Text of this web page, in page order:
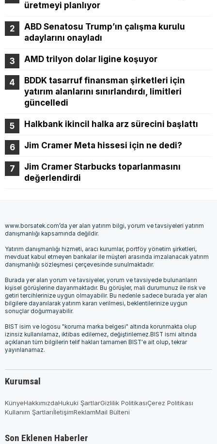
üretmeyi planlıyor
ABD Senatosu Trump’ın çalışma kurulu
adaylarını onayladı
AMD trilyon dolar ligine koşuyor
BDDK tasarruf finansman şirketleri için
yatırım alanlarını sınırlandırdı, limitleri
güncelledi
Halkbank ikincil halka arz sürecini başlattı
Jim Cramer Meta hissesi için ne dedi?
Jim Cramer Starbucks toparlanmasını
değerlendirdi
www.borsatek.com’da yer alan yatırım bilgi, yorum ve tavsiyeleri yatırım
danışmanlığı kapsamında değildir.
Yatırım danışmanlığı hizmeti, aracı kurumlar, portföy yönetim şirketleri,
mevduat kabul etmeyen bankalar ile müşteri arasında imzalanacak yatırım
danışmanlığı sözleşmesi çerçevesinde sunulmaktadır.
Burada yer alan yorum ve tavsiyeler, yorum ve tavsiyede bulunanların
kişisel görüşlerine dayanmaktadır. Bu görüşler, mali durumunuz ile risk ve
getiri tercihlerinize uygun olmayabilir. Bu nedenle sadece burada yer alan
bilgilere dayanılarak yatırım kararı verilmesi, beklentilerinize uygun
sonuçlar doğurmayabilir.
BIST isim ve logosu "koruma marka belgesi" altında korunmakta olup
izinsiz kullanılamaz, iktibas edilemez, değiştirilemez.BIST ismi altında
açıklanan tüm bilgilerin telif hakları tamamen BIST'e ait olup, tekrar
yayınlanamaz.
Kurumsal
KünyeHakkımızdaHukuki ŞartlarGizlilik PolitikasıÇerez Politikası
Kullanım ŞartlarıİletişimReklamMail Bülteni
Son Eklenen Haberler